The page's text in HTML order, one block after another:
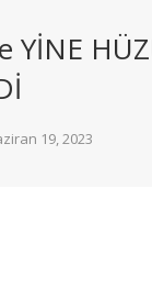
YİNE
19, 2023